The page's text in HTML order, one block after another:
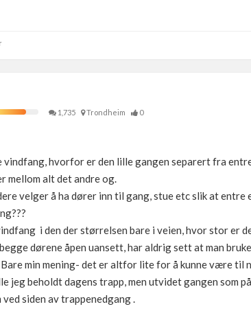
1,735 Trondheim 0
vindfang, hvorfor er den lille gangen separert fra
mellom alt det andre og.
velger å ha dører inn til gang, stue etc slik at
i den der størrelsen bare i veien, hvor stor er
dørene åpen uansett, har aldrig sett at man
min mening- det er altfor lite for å kunne være til
jeg beholdt dagens trapp, men utvidet gangen som
siden av trappenedgang .